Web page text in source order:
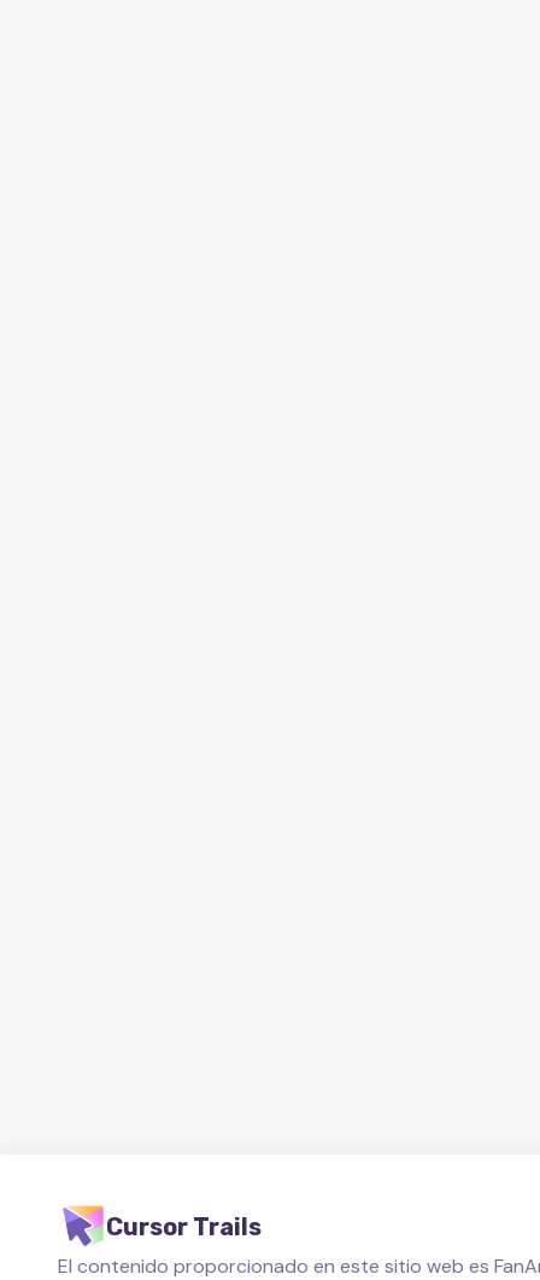
Cursor Trails
El contenido proporcionado en este sitio web es